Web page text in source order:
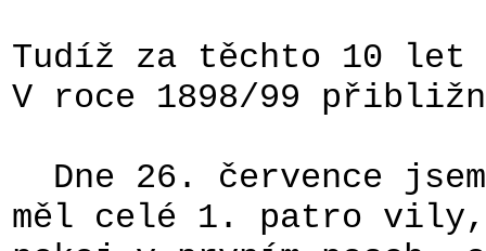
Tudíž za těchto 10 let
V roce 1898/99
Dne 26. července
měl celé 1. patro